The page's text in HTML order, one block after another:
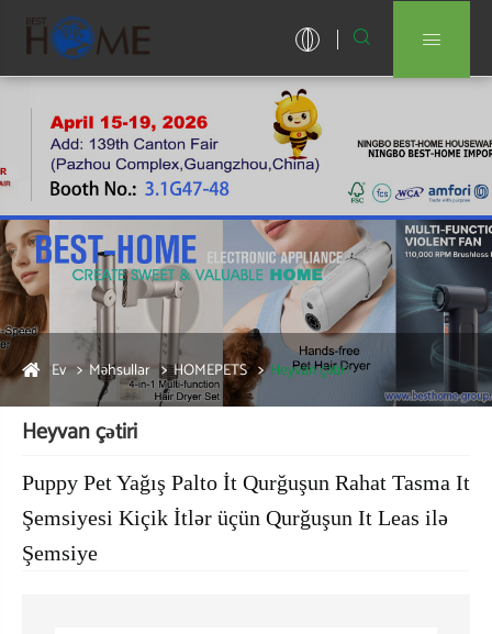
 
Ev Məhsullar HOMEPETS Heyvan çətiri
Heyvan çətiri
Puppy Pet Yağış Palto İt Qurğuşun Rahat Tasma It
Şemsiyesi Kiçik İtlər üçün Qurğuşun It Leas ilə
Şemsiye